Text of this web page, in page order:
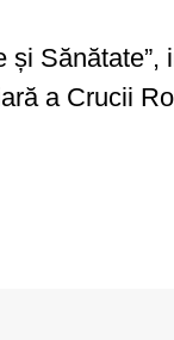
Sănătate”,
a Crucii